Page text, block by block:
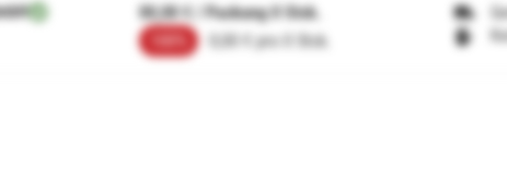
00,00 € / Packung 0 Stck.
0,00 € pro 0 Stck.